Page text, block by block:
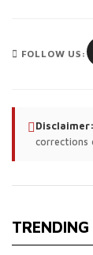
FOLLOW US:
Disclaimer:
corrections